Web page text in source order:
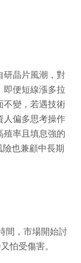
研晶片風潮，對
即便短線漲多拉
不變，若遇技術
人偏多思考操作
殖率且填息強的
也兼顧中長期
間，市場開始討
怕受傷害。